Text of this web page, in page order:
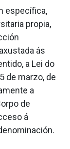
específica,
propia,
ás
a Lei do
de marzo, de
a
de
á